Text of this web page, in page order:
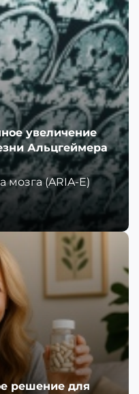
увеличение
Альцгеймера
мозга (ARIA-E)
решение для